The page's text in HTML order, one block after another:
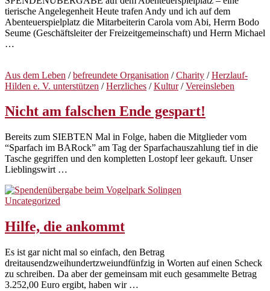
tierische Angelegenheit Heute trafen Andy und ich auf dem
Abenteuerspielplatz die Mitarbeiterin Carola vom Abi, Herrn Bodo
Seume (Geschäftsleiter der Freizeitgemeinschaft) und Herrn Michael
…
Aus dem Leben /befreundete Organisation /Charity /Herzlauf-
Hilden e. V. unterstützen /Herzliches /Kultur/Vereinsleben
Nicht am falschen Ende gespart!
Bereits zum SIEBTEN Mal in Folge, haben die Mitglieder vom
“Sparfach im BARock” am Tag der Sparfachauszahlung tief in die
Tasche gegriffen und den kompletten Lostopf leer gekauft. Unser
Lieblingswirt …
Uncategorized
Hilfe, die ankommt
Es ist gar nicht mal so einfach, den Betrag
dreitausendzweihundertzweiundfünfzig in Worten auf einen Scheck
zu schreiben. Da aber der gemeinsam mit euch gesammelte Betrag
3.252,00 Euro ergibt, haben wir …